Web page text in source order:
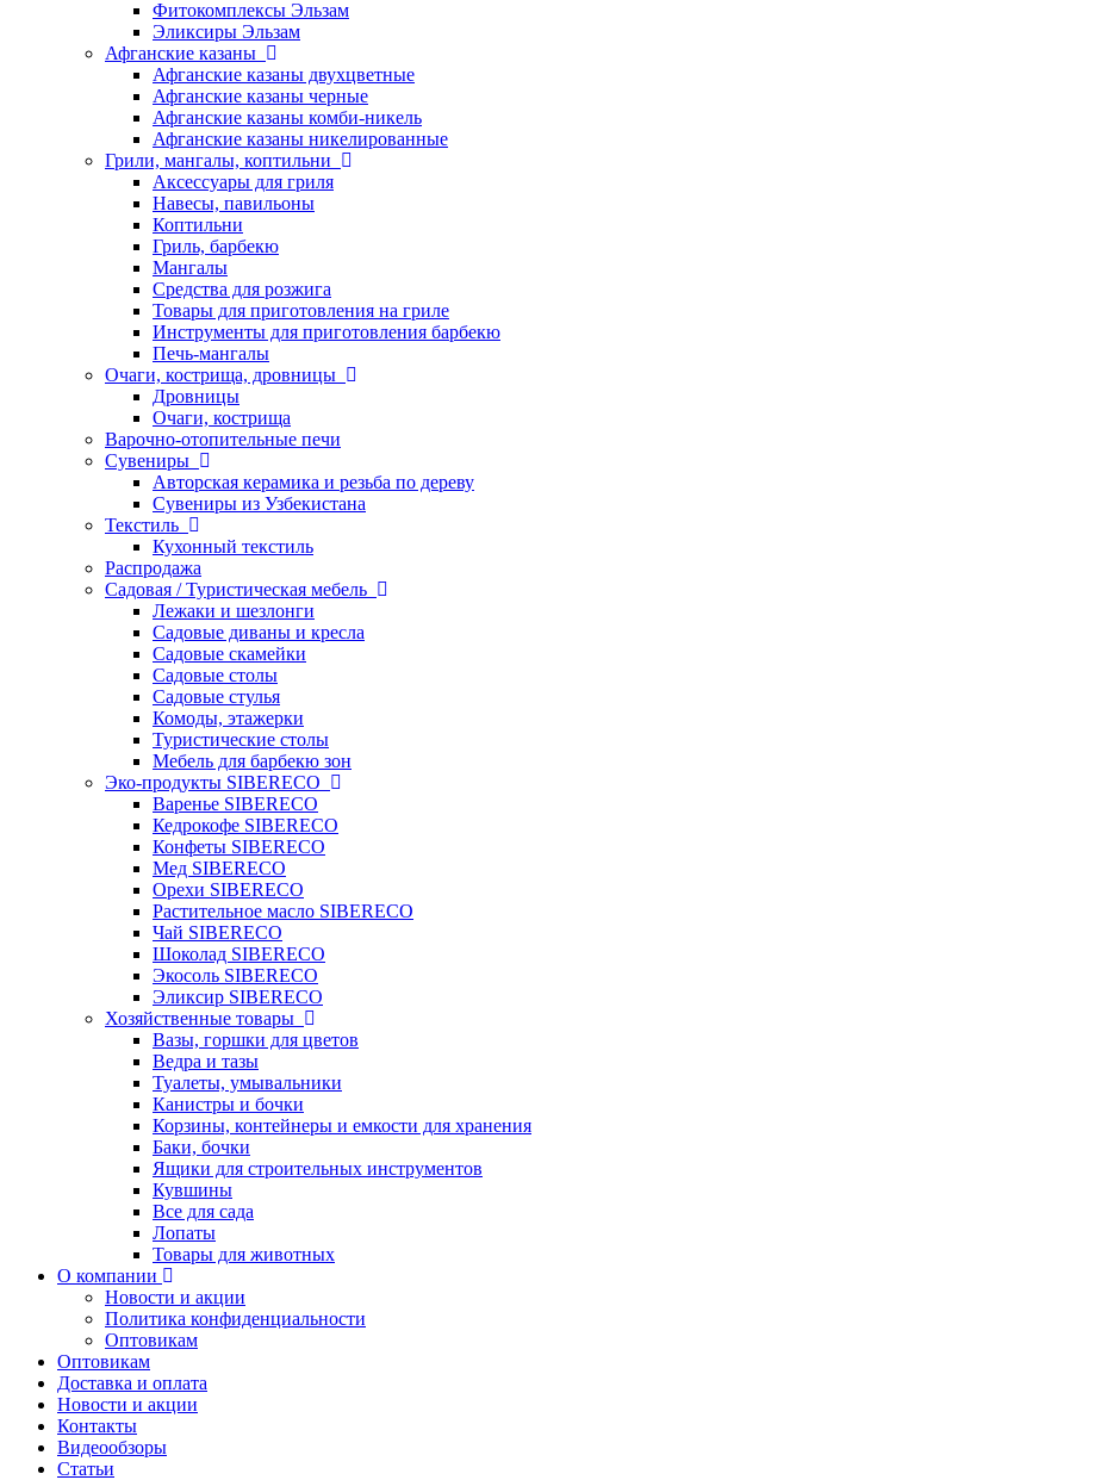
Фитокомплексы Эльзам
Эликсиры Эльзам
Афганские казаны
Афганские казаны двухцветные
Афганские казаны черные
Афганские казаны комби-никель
Афганские казаны никелированные
Грили, мангалы, коптильни
Аксессуары для гриля
Навесы, павильоны
Коптильни
Гриль, барбекю
Мангалы
Средства для розжига
Товары для приготовления на гриле
Инструменты для приготовления барбекю
Печь-мангалы
Очаги, кострища, дровницы
Дровницы
Очаги, кострища
Варочно-отопительные печи
Сувениры
Авторская керамика и резьба по дереву
Сувениры из Узбекистана
Текстиль
Кухонный текстиль
Распродажа
Садовая / Туристическая мебель
Лежаки и шезлонги
Садовые диваны и кресла
Садовые скамейки
Садовые столы
Садовые стулья
Комоды, этажерки
Туристические столы
Мебель для барбекю зон
Эко-продукты SIBERECO
Варенье SIBERECO
Кедрокофе SIBERECO
Конфеты SIBERECO
Мед SIBERECO
Орехи SIBERECO
Растительное масло SIBERECO
Чай SIBERECO
Шоколад SIBERECO
Экосоль SIBERECO
Эликсир SIBERECO
Хозяйственные товары
Вазы, горшки для цветов
Ведра и тазы
Туалеты, умывальники
Канистры и бочки
Корзины, контейнеры и емкости для хранения
Баки, бочки
Ящики для строительных инструментов
Кувшины
Все для сада
Лопаты
Товары для животных
О компании
Новости и акции
Политика конфиденциальности
Оптовикам
Оптовикам
Доставка и оплата
Новости и акции
Контакты
Видеообзоры
Статьи